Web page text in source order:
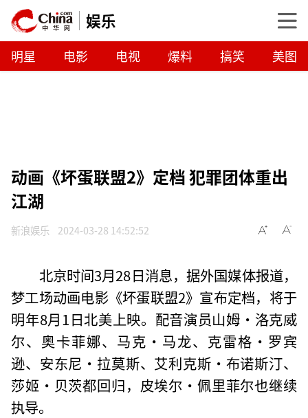
娱乐
明星 电影 电视 爆料 搞笑 美图
动画《坏蛋联盟2》定档 犯罪团体重出
江湖
新浪娱乐 2024-03-28 14:52:52
北京时间3月28日消息，据外国媒体报道，
梦工场动画电影《坏蛋联盟2》宣布定档，将于
明年8月1日北美上映。配音演员山姆·洛克威
尔、奥卡菲娜、马克·马龙、克雷格·罗宾
逊、安东尼·拉莫斯、艾利克斯·布诺斯汀、
莎姬·贝茨都回归，皮埃尔·佩里菲尔也继续
执导。